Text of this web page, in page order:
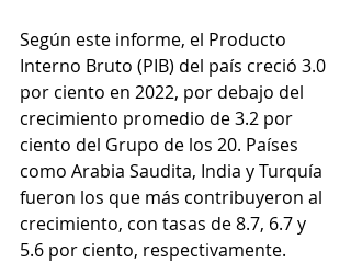
Según este informe, el Producto
Interno Bruto (PIB) del país creció 3.0
por ciento en 2022, por debajo del
crecimiento promedio de 3.2 por
ciento del Grupo de los 20. Países
como Arabia Saudita, India y Turquía
fueron los que más contribuyeron al
crecimiento, con tasas de 8.7, 6.7 y
5.6 por ciento, respectivamente.